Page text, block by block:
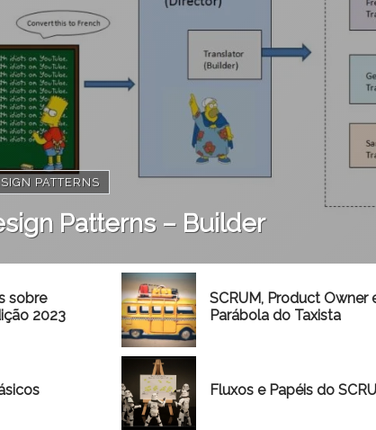
PATTERNS
Patterns – Builder
sobre
2023
SCRUM, Product Owner
Parábola do Taxista
Fluxos e Papéis do